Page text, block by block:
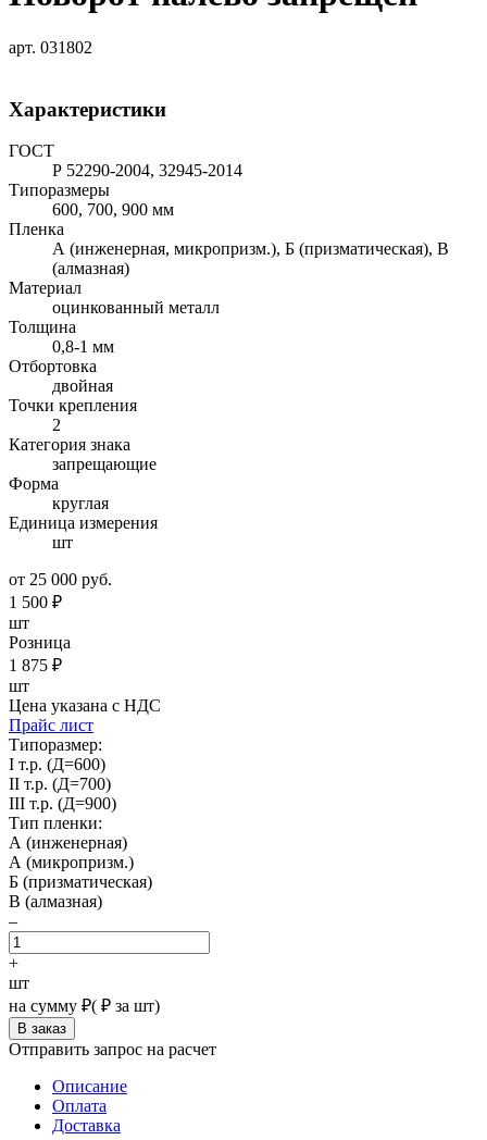
арт. 031802
Характеристики
ГОСТ
Р 52290-2004, 32945-2014
Типоразмеры
600, 700, 900 мм
Пленка
А (инженерная, микропризм.), Б (призматическая), В
(алмазная)
Материал
оцинкованный металл
Толщина
0,8-1 мм
Отбортовка
двойная
Точки крепления
2
Категория знака
запрещающие
Форма
круглая
Единица измерения
шт
от 25 000 руб.
1 500 ₽
шт
Розница
1 875 ₽
шт
Цена указана с НДС
Прайс лист
Типоразмер:
I т.р. (Д=600)
II т.р. (Д=700)
III т.р. (Д=900)
Тип пленки:
А (инженерная)
А (микропризм.)
Б (призматическая)
В (алмазная)
–
+
шт
на сумму ₽( ₽ за шт)
Отправить запрос на расчет
Описание
Оплата
Доставка